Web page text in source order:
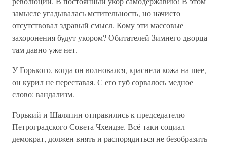
замысле угадывалась мстительность, но начисто
отсутствовал здравый смысл. Кому эти массовые
захоронения будут укором? Обитателей Зимнего дворца
там давно уже нет.
У Горького, когда он волновался, краснела кожа на шее,
он курил не переставая. С его губ сорвалось медное
слово: вандализм.
Горький и Шаляпин отправились к председателю
Петроградского Совета Чхеидзе. Всё-таки социал-
демократ, должен внять и распорядиться не безобразить